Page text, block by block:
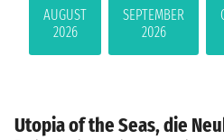
AUGUST
2026
SEPTEMBER
2026
Utopia of the Seas, die